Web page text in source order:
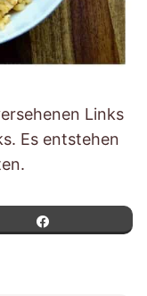
Links
Es entstehen